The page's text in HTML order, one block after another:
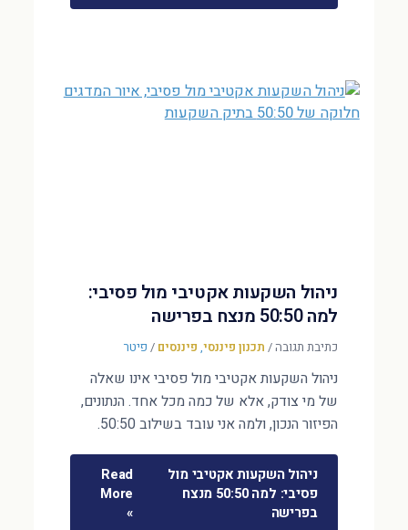
ניהול השקעות אקטיבי מול פסיבי:
למה 50:50 מנצח בפרישה
כתיבת תגובה/ תכנון פיננסי, פיננסים / פיטר
ניהול השקעות אקטיבי מול פסיבי אינו שאלה
של מי צודק, אלא של כמה מכל אחד. הנתונים,
הפיזור הנכון, ולמה אני עובד בשילוב 50:50.
ניהול השקעות אקטיבי מול
פסיבי: למה 50:50 מנצח
בפרישה
Read
More
»